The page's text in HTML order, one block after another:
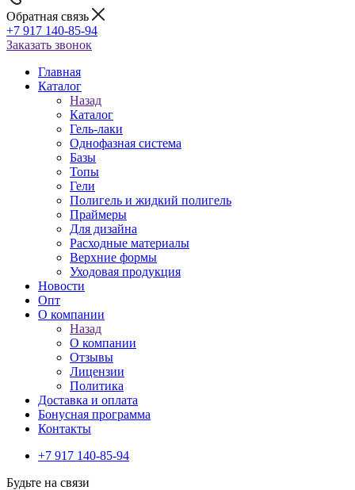
Обратная связь
+7 917 140-85-94
Заказать звонок
Главная
Каталог
Назад
Каталог
Гель-лаки
Однофазная система
Базы
Топы
Гели
Полигель и жидкий полигель
Праймеры
Для дизайна
Расходные материалы
Верхние формы
Уходовая продукция
Новости
Опт
О компании
Назад
О компании
Отзывы
Лицензии
Политика
Доставка и оплата
Бонусная программа
Контакты
+7 917 140-85-94
Будьте на связи